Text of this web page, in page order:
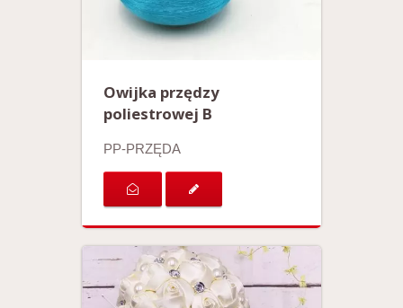
Owijka przędzy
poliestrowej B
PP-PRZĘDA